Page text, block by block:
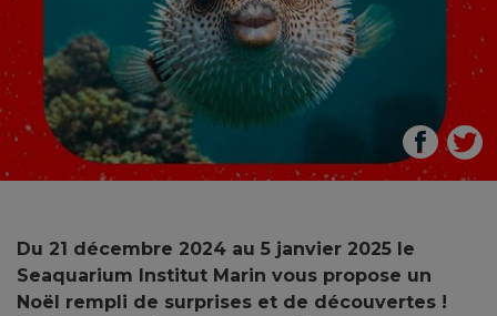
Du 21 décembre 2024 au 5 janvier 2025 le
Seaquarium Institut Marin vous propose un
Noël rempli de surprises et de découvertes !